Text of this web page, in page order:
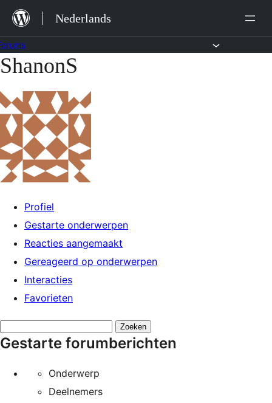
naar
de
inhoud
Nederlands
Ga
de
inhoud
ShanonS
Profiel
Gestarte onderwerpen
Reacties aangemaakt
Gereageerd op onderwerpen
Interacties
Favorieten
zoeken:
Gestarte forumberichten
Onderwerp
Deelnemers